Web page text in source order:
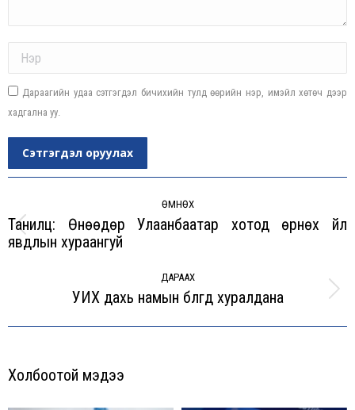
Дараагийн удаа сэтгэгдэл бичихийн тулд өөрийн нэр, имэйл хөтөч дээр
хадгална уу.
Сэтгэгдэл оруулах
ӨМНӨХ
Previous
Танилц: Өнөөдөр Улаанбаатар хотод өрнөх үйл
явдлын хураангуй
ДАРААХ
Next
УИХ дахь намын бүлгүүд хуралдана
Холбоотой мэдээ